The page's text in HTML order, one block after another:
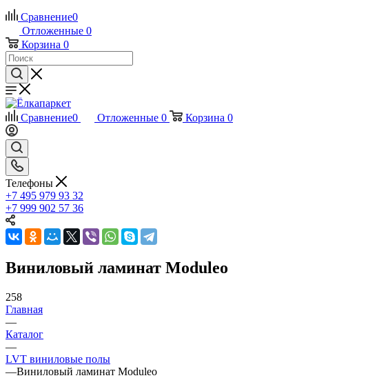
Сравнение0
Отложенные 0
Корзина 0
Сравнение0 Отложенные 0 Корзина 0
Телефоны
+7 495 979 93 32
+7 999 902 57 36
Виниловый ламинат Moduleo
258
Главная
—
Каталог
—
LVT виниловые полы
—Виниловый ламинат Moduleo